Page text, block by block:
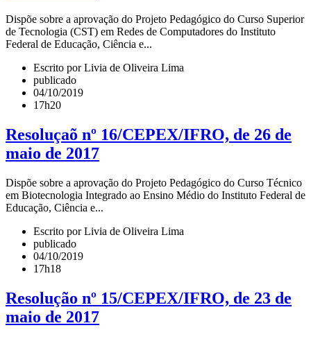
Dispõe sobre a aprovação do Projeto Pedagógico do Curso Superior
de Tecnologia (CST) em Redes de Computadores do Instituto
Federal de Educação, Ciência e...
Escrito por Livia de Oliveira Lima
publicado
04/10/2019
17h20
Resoluçaõ nº 16/CEPEX/IFRO, de 26 de
maio de 2017
Dispõe sobre a aprovação do Projeto Pedagógico do Curso Técnico
em Biotecnologia Integrado ao Ensino Médio do Instituto Federal de
Educação, Ciência e...
Escrito por Livia de Oliveira Lima
publicado
04/10/2019
17h18
Resolução nº 15/CEPEX/IFRO, de 23 de
maio de 2017